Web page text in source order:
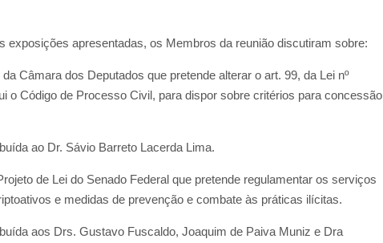
exposições apresentadas, os Membros da reunião discutiram sobre:
Câmara dos Deputados que pretende alterar o art. 99, da Lei nº
o Código de Processo Civil, para dispor sobre critérios para concessão
ao Dr. Sávio Barreto Lacerda Lima.
de Lei do Senado Federal que pretende regulamentar os serviços
e medidas de prevenção e combate às práticas ilícitas.
aos Drs. Gustavo Fuscaldo, Joaquim de Paiva Muniz e Dra